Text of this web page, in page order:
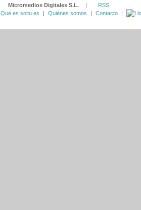
Micromedios Digitales S.L. |
RSS
Qué es soitu.es
| Quiénes somos | Contacto |